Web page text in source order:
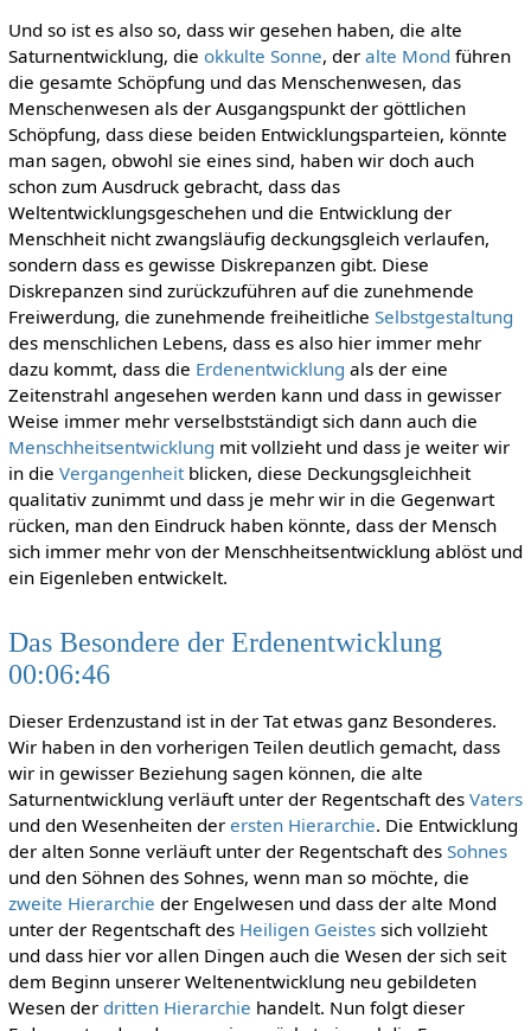
Und so ist es also so, dass wir gesehen haben, die alte
Saturnentwicklung, die okkulte Sonne, der alte Mond führen
die gesamte Schöpfung und das Menschenwesen, das
Menschenwesen als der Ausgangspunkt der göttlichen
Schöpfung, dass diese beiden Entwicklungsparteien, könnte
man sagen, obwohl sie eines sind, haben wir doch auch
schon zum Ausdruck gebracht, dass das
Weltentwicklungsgeschehen und die Entwicklung der
Menschheit nicht zwangsläufig deckungsgleich verlaufen,
sondern dass es gewisse Diskrepanzen gibt. Diese
Diskrepanzen sind zurückzuführen auf die zunehmende
Freiwerdung, die zunehmende freiheitliche Selbstgestaltung
des menschlichen Lebens, dass es also hier immer mehr
dazu kommt, dass die Erdenentwicklung als der eine
Zeitenstrahl angesehen werden kann und dass in gewisser
Weise immer mehr verselbstständigt sich dann auch die
Menschheitsentwicklung mit vollzieht und dass je weiter wir
in die Vergangenheitblicken, diese Deckungsgleichheit
qualitativ zunimmt und dass je mehr wir in die Gegenwart
rücken, man den Eindruck haben könnte, dass der Mensch
sich immer mehr von der Menschheitsentwicklung ablöst und
ein Eigenleben entwickelt.
Das Besondere der Erdenentwicklung
00:06:46
Dieser Erdenzustand ist in der Tat etwas ganz Besonderes.
Wir haben in den vorherigen Teilen deutlich gemacht, dass
wir in gewisser Beziehung sagen können, die alte
Saturnentwicklung verläuft unter der Regentschaft des Vaters
und den Wesenheiten der ersten Hierarchie. Die Entwicklung
der alten Sonne verläuft unter der Regentschaft des Sohnes
und den Söhnen des Sohnes, wenn man so möchte, die
zweite Hierarchie der Engelwesen und dass der alte Mond
unter der Regentschaft des Heiligen Geistessich vollzieht
und dass hier vor allen Dingen auch die Wesen der sich seit
dem Beginn unserer Weltenentwicklung neu gebildeten
Wesen der dritten Hierarchie handelt. Nun folgt dieser